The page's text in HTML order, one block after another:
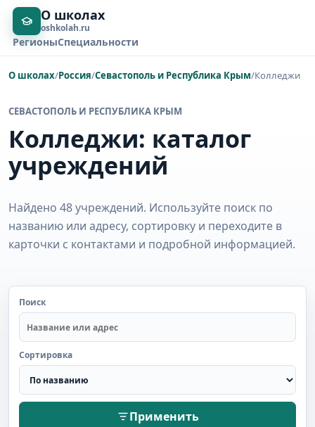
О школах
oshkolah.ru
РегионыСпециальности
О школах/Россия/Севастополь и Республика Крым/Колледжи
СЕВАСТОПОЛЬ И РЕСПУБЛИКА КРЫМ
Колледжи: каталог
учреждений
Найдено 48 учреждений. Используйте поиск по
названию или адресу, сортировку и переходите в
карточки с контактами и подробной информацией.
Поиск
Сортировка
Применить